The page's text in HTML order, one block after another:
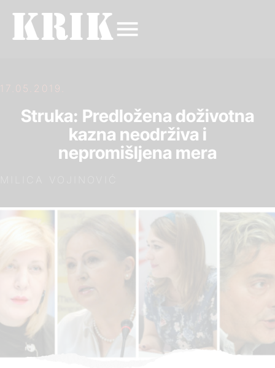
17.05.2019.
Struka: Predložena doživotna
kazna neodrživa i
nepromišljena mera